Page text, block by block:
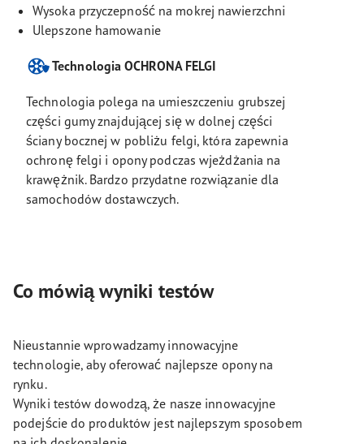
Wysoka przyczepność na mokrej nawierzchni
Ulepszone hamowanie
Technologia OCHRONA FELGI
Technologia polega na umieszczeniu grubszej
części gumy znajdującej się w dolnej części
ściany bocznej w pobliżu felgi, która zapewnia
ochronę felgi i opony podczas wjeżdżania na
krawężnik. Bardzo przydatne rozwiązanie dla
samochodów dostawczych.
Co mówią wyniki testów
Nieustannie wprowadzamy innowacyjne
technologie, aby oferować najlepsze opony na
rynku.
Wyniki testów dowodzą, że nasze innowacyjne
podejście do produktów jest najlepszym sposobem